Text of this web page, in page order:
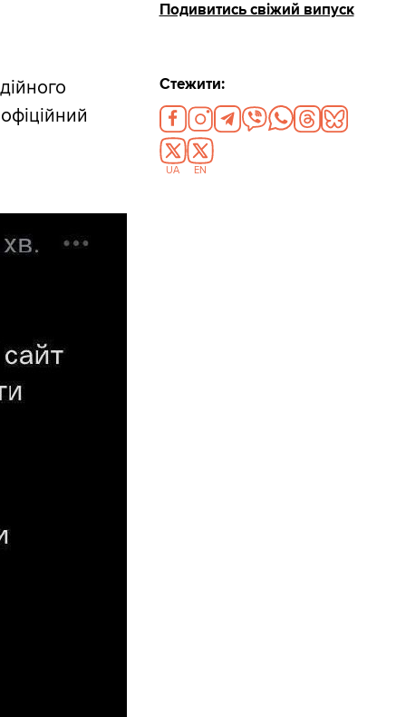
Подивитись свіжий випуск
Стежити:
UA EN